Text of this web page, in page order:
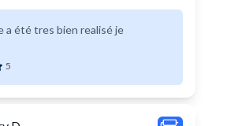
a été tres bien realisé je
5